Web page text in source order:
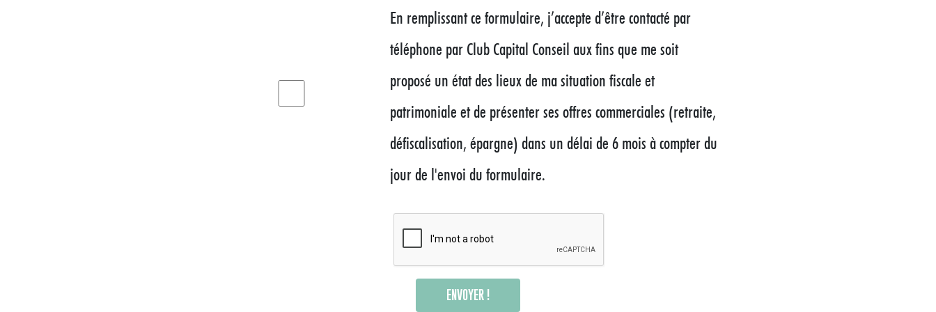
En remplissant ce formulaire, j’accepte d’être contacté par
téléphone par Club Capital Conseil aux fins que me soit
proposé un état des lieux de ma situation fiscale et
patrimoniale et de présenter ses offres commerciales (retraite,
défiscalisation, épargne) dans un délai de 6 mois à compter du
jour de l'envoi du formulaire.
ENVOYER !